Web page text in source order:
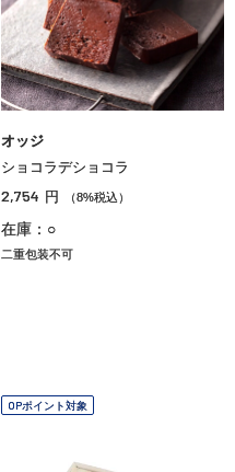
オッジ
ショコラデショコラ
2,754 円 （8%税込）
在庫：○
二重包装不可
OPポイント対象